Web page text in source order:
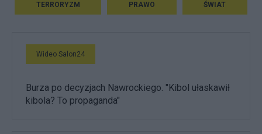
TERRORYZM PRAWO ŚWIAT
Wideo Salon24
Burza po decyzjach Nawrockiego. "Kibol ułaskawił
kibola? To propaganda"